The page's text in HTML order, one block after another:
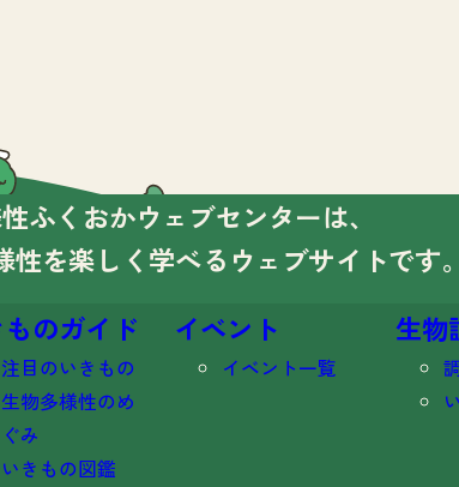
ふくおかウェブセンターは、
性を楽しく学べる ウェブサイトです。
のガイド
注目のいきもの
生物多様性のめ
ぐみ
いきもの図鑑
イベント
イベント一覧
生物